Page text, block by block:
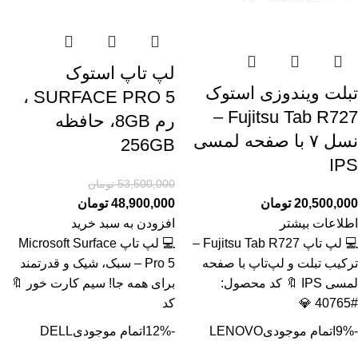
تبلت ویندوزی استوک
Fujitsu Tab R727 –
نسل ۷ با صفحه لمسی
IPS
20,500,000 تومان
اطلاعات بیشتر
💻 لپ تاپ Fujitsu Tab R727 –
ترکیب تبلت و لپ‌تاپ با صفحه
لمسی IPS 🔖 کد محصول:
#40765 💎
لپ تاپ استوک
SURFACE PRO 5 ،
رم 8GB، حافظه
256GB
53,500,000 تومان
48,900,000 تومان
افزودن به سبد خرید
💻 لپ تاپ Microsoft Surface
Pro 5 – سبک، شیک و قدرتمند
برای همه جا! سیم کارت خور 🔖
کد
-9% اتمام موجودیLENOVO
-12% اتمام موجودیDELL